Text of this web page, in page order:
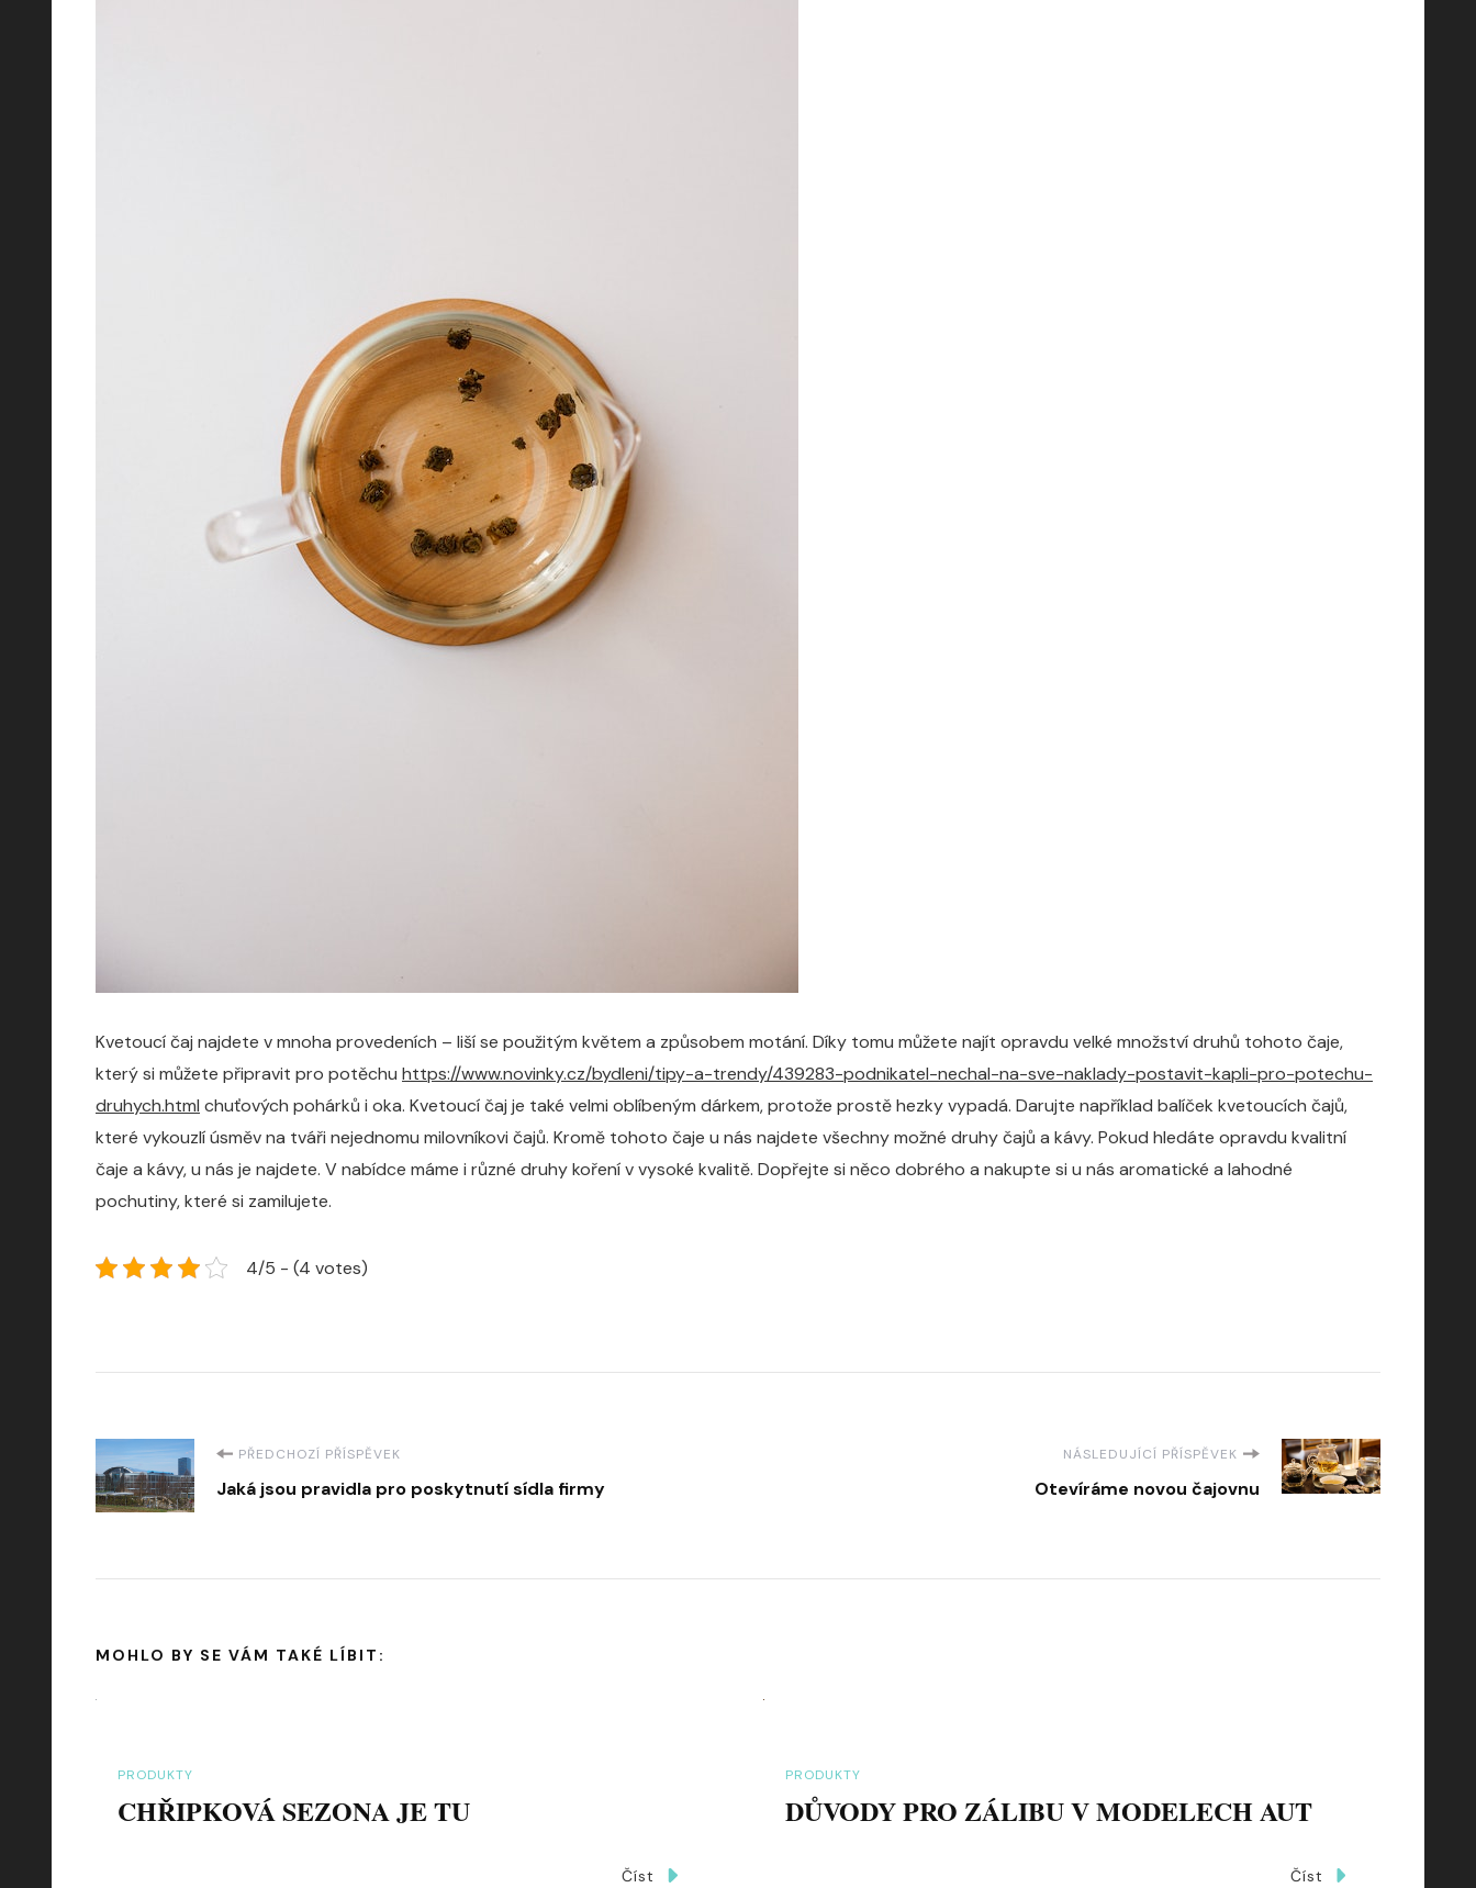
Kvetoucí čaj najdete v mnoha provedeních – liší se použitým květem a způsobem motání. Díky tomu můžete najít opravdu velké množství druhů tohoto čaje,
který si můžete připravit pro potěchu https://www.novinky.cz/bydleni/tipy-a-trendy/439283-podnikatel-nechal-na-sve-naklady-postavit-kapli-pro-potechu-
druhych.html chuťových pohárků i oka. Kvetoucí čaj je také velmi oblíbeným dárkem, protože prostě hezky vypadá. Darujte například balíček kvetoucích čajů,
které vykouzlí úsměv na tváři nejednomu milovníkovi čajů. Kromě tohoto čaje u nás najdete všechny možné druhy čajů a kávy. Pokud hledáte opravdu kvalitní
čaje a kávy, u nás je najdete. V nabídce máme i různé druhy koření v vysoké kvalitě. Dopřejte si něco dobrého a nakupte si u nás aromatické a lahodné
pochutiny, které si zamilujete.
4/5 - (4 votes)
Navigace
příspěvku
PŘEDCHOZÍ PŘÍSPĚVEK
Jaká jsou pravidla pro poskytnutí sídla firmy
NÁSLEDUJÍCÍ PŘÍSPĚVEK
Otevíráme novou čajovnu
MOHLO BY SE VÁM TAKÉ LÍBIT:
PRODUKTY
CHŘIPKOVÁ SEZONA JE TU
Číst
PRODUKTY
DŮVODY PRO ZÁLIBU V MODELECH AUT
Číst